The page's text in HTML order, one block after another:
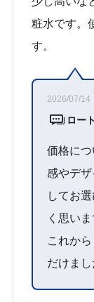
粧水です。
す。
ロー
2026/07/14
価格に
感やデ
してお
く思いま
これか
だけまし